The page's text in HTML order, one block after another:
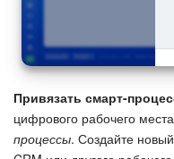
Привязать смарт-
цифрового рабочего
процессы. Создайте